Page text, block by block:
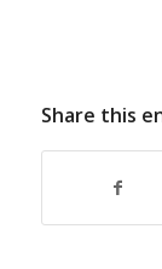
Share this